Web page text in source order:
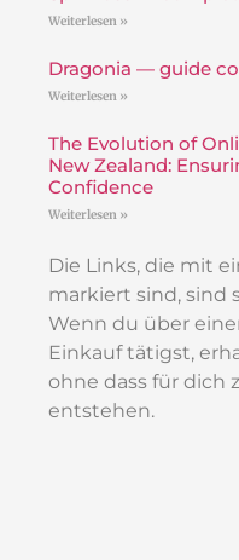
Weiterlesen »
Dragonia — guide
Weiterlesen »
The Evolution of
New Zealand:
Confidence
Weiterlesen »
Die Links, die mit
markiert sind, sind
Wenn du über
Einkauf tätigst,
ohne dass für dich
entstehen.